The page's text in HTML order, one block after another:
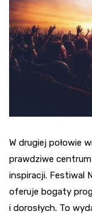
W drugiej połowie
prawdziwe
inspiracji. Festiwal
oferuje bogaty
i dorosłych. To